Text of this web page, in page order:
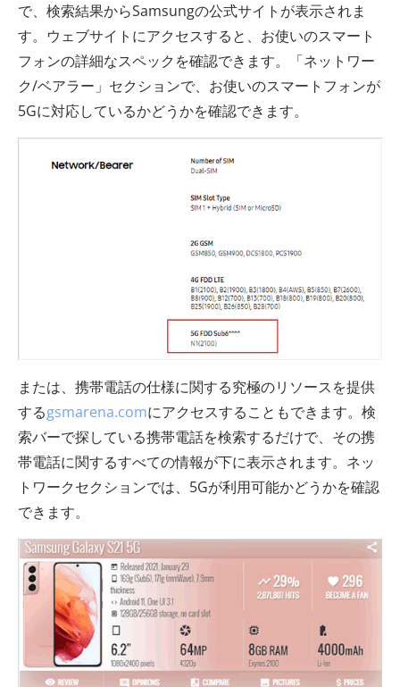
で、検索結果からSamsungの公式サ​​イトが表示されま
す。ウェブサイトにアクセスすると、お使いのスマート
フォンの詳細なスペックを確認できます。「ネットワー
ク/ベアラー」セクションで、お使いのスマートフォンが
5Gに対応しているかどうかを確認できます。
または、携帯電話の仕様に関する究極のリソースを提供
するgsmarena.comにアクセスすることもできます。検
索バーで探している携帯電話を検索するだけで、その携
帯電話に関するすべての情報が下に表示されます。ネッ
トワークセクションでは、5Gが利用可能かどうかを確認
できます。